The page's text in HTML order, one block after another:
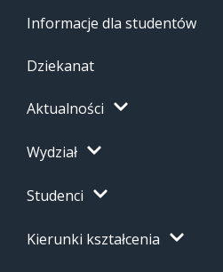
Informacje dla studentów
Dziekanat
Aktualności
Wydział
Studenci
Kierunki kształcenia